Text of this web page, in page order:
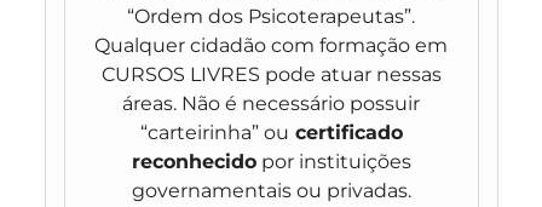
“Ordem dos Psicoterapeutas”.
Qualquer cidadão com formação em
CURSOS LIVRES pode atuar nessas
áreas. Não é necessário possuir
“carteirinha” ou certificado
reconhecidopor instituições
governamentais ou privadas.